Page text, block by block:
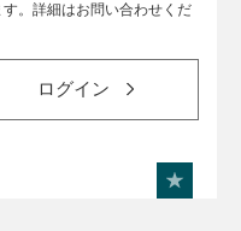
。詳細はお問い合わせくだ
ログイン